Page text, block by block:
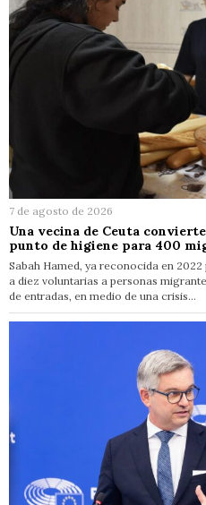
7 de agosto de 2026
Una vecina de Ceuta
punto de higiene para 400
Sabah Hamed, ya reconocida en
a diez voluntarias a personas
de entradas, en medio de una crisis…